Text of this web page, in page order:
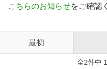
こちらのお知らせをご確認
最初
全2件中